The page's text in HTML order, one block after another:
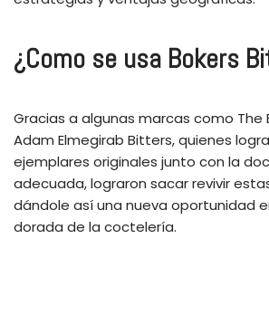
¿Como se usa Bokers
Gracias a algunas marcas como The
Adam Elmegirab Bitters, quienes
ejemplares originales junto con la
adecuada, lograron sacar revivir
dándole así una nueva oportunidad
dorada de la coctelería.